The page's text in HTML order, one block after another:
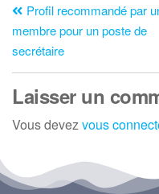
Profil recommandé par
membre pour un poste de
secrétaire
Laisser un
Vous devezvous